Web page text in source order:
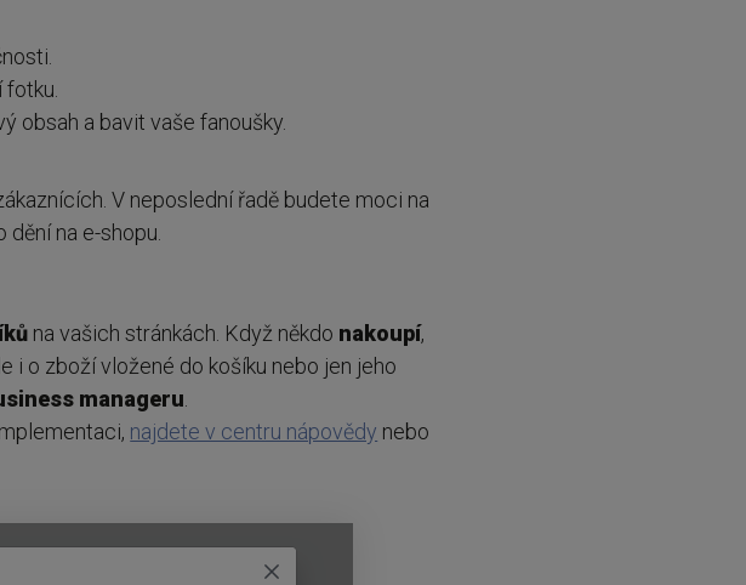
obsah a bavit vaše fanoušky.
V neposlední řadě budete moci na
na e-shopu.
na vašich stránkách. Když někdo nakoupí,
i o zboží vložené do košíku nebo jen jeho
manageru
najdete v centru nápovědy nebo